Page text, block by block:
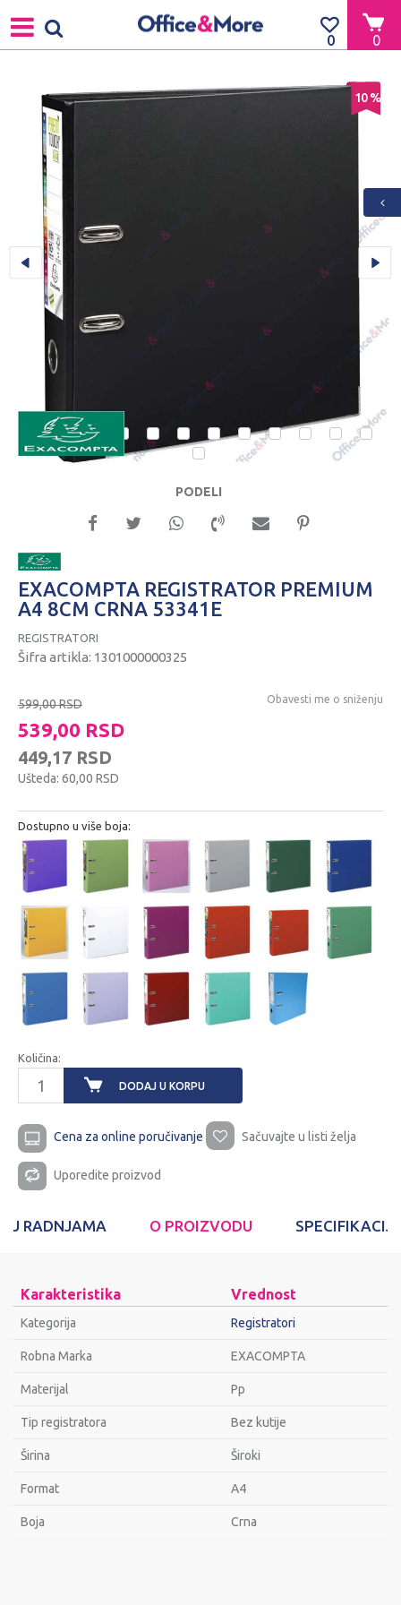
0
0
2 3 4 5 6 7 8 9 10 11
12
13
10 %
PODELI
EXACOMPTA REGISTRATOR PREMIUM
A4 8CM CRNA 53341E
REGISTRATORI
Šifra artikla: 1301000000325
599,00RSD
539,00 RSD
449,17 RSD
Ušteda: 60,00 RSD
Obavesti me o sniženju
Dostupno u više boja:
Količina:
DODAJ U KORPU
Cena za online poručivanje Sačuvajte u listi želja
Uporedite proizvod
U RADNJAMA O PROIZVODU
Karakteristika Vrednost
Kategorija Registratori
Robna Marka EXACOMPTA
Materijal Pp
Tip registratora Bez kutije
Širina Široki
Format A4
Bоја Crna